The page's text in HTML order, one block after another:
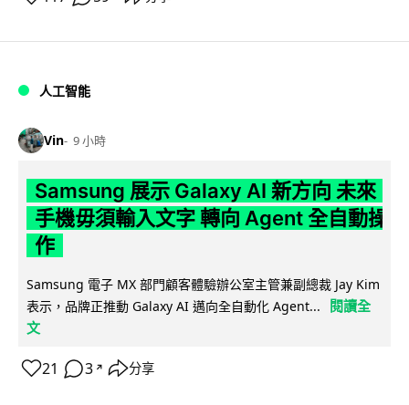
人工智能
Vin 9 小時
Samsung 展示 Galaxy AI 新方向 未來
手機毋須輸入文字 轉向 Agent 全自動操
作
Samsung 電子 MX 部門顧客體驗辦公室主管兼副總裁 Jay Kim
表示，品牌正推動 Galaxy AI 邁向全自動化 Agent...
閱讀全
文
21 3 ↗ 分享